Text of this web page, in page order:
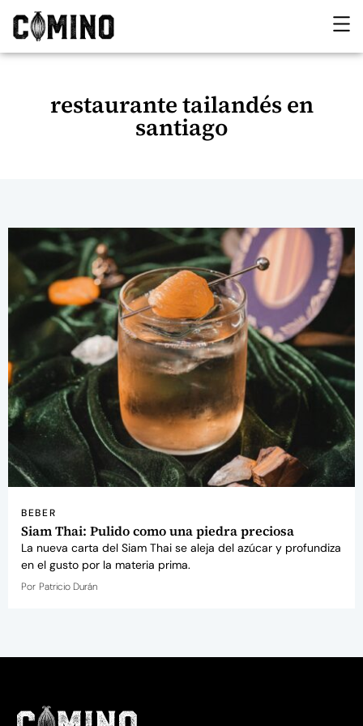
restaurante tailandés en
santiago
BEBER
Siam Thai: Pulido como una piedra preciosa
La nueva carta del Siam Thai se aleja del azúcar y profundiza
en el gusto por la materia prima.
Por Patricio Durán